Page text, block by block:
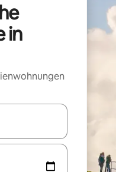
in
mit den Pfeiltasten